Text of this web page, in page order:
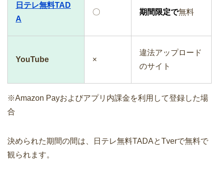
日テレ無料TAD
A
〇 期間限定で無料
YouTube ×
違法アップロード
のサイト
※Amazon Payおよびアプリ内課金を利用して登録した場
合
決められた期間の間は、日テレ無料TADAとTverで無料で
観られます。